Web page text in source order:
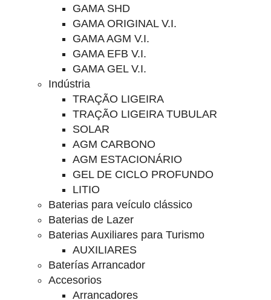
GAMA SHD
GAMA ORIGINAL V.I.
GAMA AGM V.I.
GAMA EFB V.I.
GAMA GEL V.I.
Indústria
TRAÇÃO LIGEIRA
TRAÇÃO LIGEIRA TUBULAR
SOLAR
AGM CARBONO
AGM ESTACIONÁRIO
GEL DE CICLO PROFUNDO
LITIO
Baterias para veículo clássico
Baterias de Lazer
Baterias Auxiliares para Turismo
AUXILIARES
Baterías Arrancador
Accesorios
Arrancadores